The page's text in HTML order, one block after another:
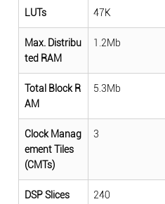
LUTs 47K
Max. Distribu
ted RAM
1.2Mb
Total Block R
AM
5.3Mb
Clock Manag
ement Tiles
(CMTs)
3
DSP Slices 240